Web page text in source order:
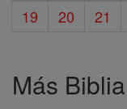
19
20 21
Más Biblia